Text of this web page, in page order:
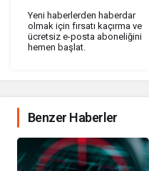
Yeni haberlerden haberdar
olmak için fırsatı kaçırma ve
ücretsiz e-posta aboneliğini
hemen başlat.
Benzer Haberler